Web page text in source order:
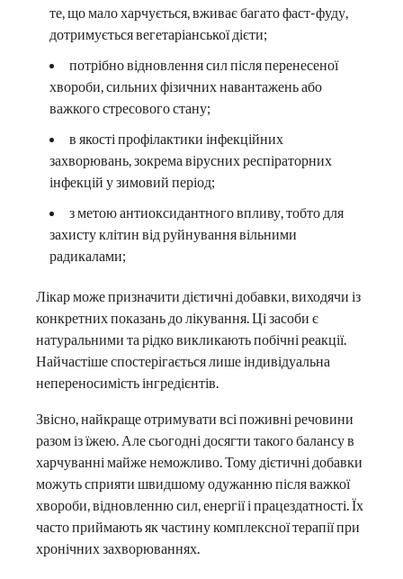
те, що мало харчується, вживає багато фаст-фуду,
дотримується вегетаріанської дієти;
потрібно відновлення сил після перенесеної
хвороби, сильних фізичних навантажень або
важкого стресового стану;
в якості профілактики інфекційних
захворювань, зокрема вірусних респіраторних
інфекцій у зимовий період;
з метою антиоксидантного впливу, тобто для
захисту клітин від руйнування вільними
радикалами;
Лікар може призначити дієтичні добавки, виходячи із
конкретних показань до лікування. Ці засоби є
натуральними та рідко викликають побічні реакції.
Найчастіше спостерігається лише індивідуальна
непереносимість інгредієнтів.
Звісно, найкраще отримувати всі поживні речовини
разом із їжею. Але сьогодні досягти такого балансу в
харчуванні майже неможливо. Тому дієтичні добавки
можуть сприяти швидшому одужанню після важкої
хвороби, відновленню сил, енергії і працездатності. Їх
часто приймають як частину комплексної терапії при
хронічних захворюваннях.